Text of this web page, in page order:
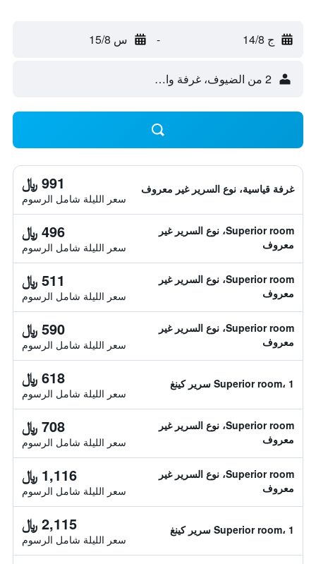
ج 14/8 - س 15/8
2 من الضيوف، غرفة واحدة
غرفة قياسية، نوع السرير غير معروف 991 ﷼
سعر الليلة شامل الرسوم
Superior room، نوع السرير غير
معروف
496 ﷼
سعر الليلة شامل الرسوم
Superior room، نوع السرير غير
معروف
511 ﷼
سعر الليلة شامل الرسوم
Superior room، نوع السرير غير
معروف
590 ﷼
سعر الليلة شامل الرسوم
Superior room، 1 سرير كينغ 618 ﷼
سعر الليلة شامل الرسوم
Superior room، نوع السرير غير
معروف
708 ﷼
سعر الليلة شامل الرسوم
Superior room، نوع السرير غير
معروف
1,116 ﷼
سعر الليلة شامل الرسوم
Superior room، 1 سرير كينغ 2,115 ﷼
سعر الليلة شامل الرسوم